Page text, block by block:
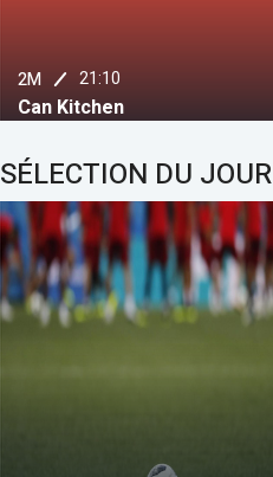
2M 21:10
Can Kitchen
SÉLECTION DU JOUR